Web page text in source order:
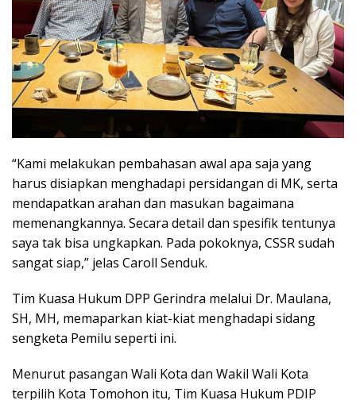
“Kami melakukan pembahasan awal apa saja yang
harus disiapkan menghadapi persidangan di MK, serta
mendapatkan arahan dan masukan bagaimana
memenangkannya. Secara detail dan spesifik tentunya
saya tak bisa ungkapkan. Pada pokoknya, CSSR sudah
sangat siap,” jelas Caroll Senduk.
Tim Kuasa Hukum DPP Gerindra melalui Dr. Maulana,
SH, MH, memaparkan kiat-kiat menghadapi sidang
sengketa Pemilu seperti ini.
Menurut pasangan Wali Kota dan Wakil Wali Kota
terpilih Kota Tomohon itu, Tim Kuasa Hukum PDIP